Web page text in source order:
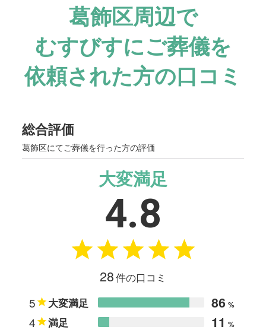
葛飾区周辺で
むすびすにご葬儀を
依頼された方の口コミ
総合評価
葛飾区にてご葬儀を行った方の評価
大変満足
4.8
28件の口コミ
5 大変満足 86 %
4 満足 11 %